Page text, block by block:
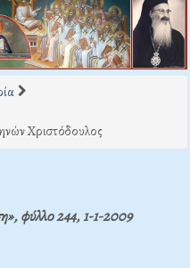
Χριστόδουλος
», φύλλο 244, 1-1-2009